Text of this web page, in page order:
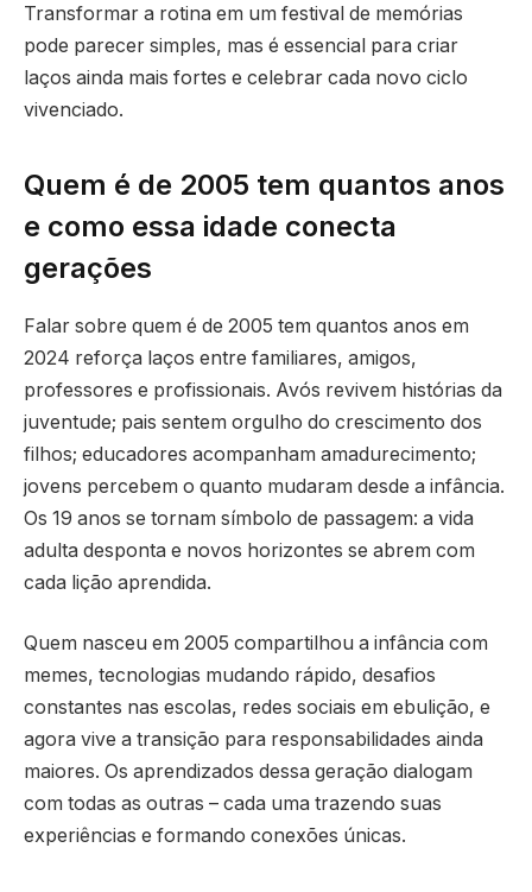
Transformar a rotina em um festival de memórias
pode parecer simples, mas é essencial para criar
laços ainda mais fortes e celebrar cada novo ciclo
vivenciado.
Quem é de 2005 tem quantos anos
e como essa idade conecta
gerações
Falar sobre quem é de 2005 tem quantos anos em
2024 reforça laços entre familiares, amigos,
professores e profissionais. Avós revivem histórias da
juventude; pais sentem orgulho do crescimento dos
filhos; educadores acompanham amadurecimento;
jovens percebem o quanto mudaram desde a infância.
Os 19 anos se tornam símbolo de passagem: a vida
adulta desponta e novos horizontes se abrem com
cada lição aprendida.
Quem nasceu em 2005 compartilhou a infância com
memes, tecnologias mudando rápido, desafios
constantes nas escolas, redes sociais em ebulição, e
agora vive a transição para responsabilidades ainda
maiores. Os aprendizados dessa geração dialogam
com todas as outras – cada uma trazendo suas
experiências e formando conexões únicas.